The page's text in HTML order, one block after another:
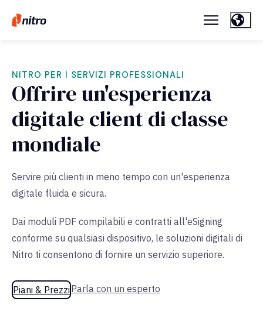
NITRO PER I SERVIZI PROFESSIONALI
Offrire un'esperienza
digitale client di classe
mondiale
Servire più clienti in meno tempo con un'esperienza
digitale fluida e sicura.
Dai moduli PDF compilabili e contratti all'eSigning
conforme su qualsiasi dispositivo, le soluzioni digitali di
Nitro ti consentono di fornire un servizio superiore.
Piani & PrezziParla con un esperto